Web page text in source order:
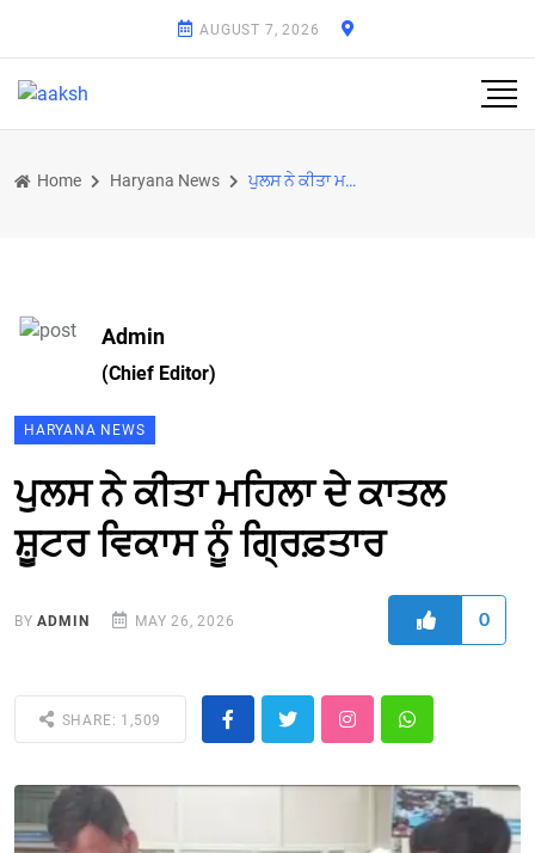
AUGUST 7, 2026
Home Haryana News ਪੁਲਸ ਨੇ ਕੀਤਾ ਮਹਿਲਾ ਦੇ ਕਾਤਲ ਸ਼ੂਟਰ ਵਿਕਾਸ ਨੂੰ ਗ੍ਰਿਫ਼ਤਾਰ
Admin
(Chief Editor)
HARYANA NEWS
ਪੁਲਸ ਨੇ ਕੀਤਾ ਮਹਿਲਾ ਦੇ ਕਾਤਲ
ਸ਼ੂਟਰ ਵਿਕਾਸ ਨੂੰ ਗ੍ਰਿਫ਼ਤਾਰ
BYADMIN MAY 26, 2026 0
SHARE: 1,509